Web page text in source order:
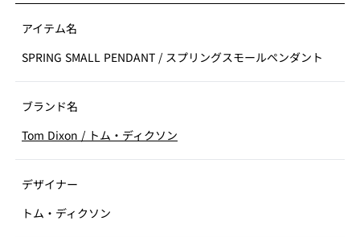
アイテム名
SPRING SMALL PENDANT / スプリングスモールペンダント
ブランド名
Tom Dixon / トム・ディクソン
デザイナー
トム・ディクソン